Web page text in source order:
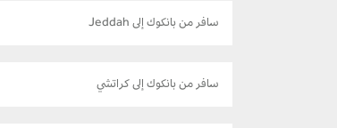
سافر من بانكوك إلى Jeddah
سافر من بانكوك إلى كراتشي